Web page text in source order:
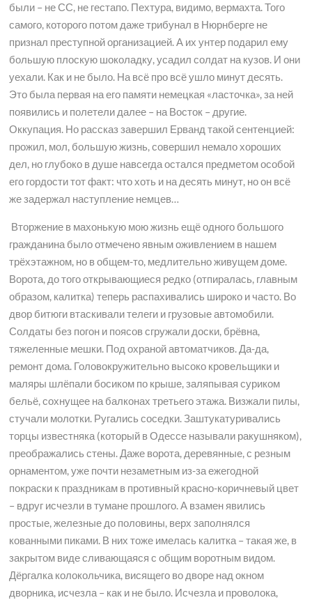
были – не СС, не гестапо. Пехтура, видимо, вермахта. Того
самого, которого потом даже трибунал в Нюрнберге не
признал преступной организацией. А их унтер подарил ему
большую плоскую шоколадку, усадил солдат на кузов. И они
уехали. Как и не было. На всё про всё ушло минут десять.
Это была первая на его памяти немецкая «ласточка», за ней
появились и полетели далее – на Восток – другие.
Оккупация. Но рассказ завершил Ерванд такой сентенцией:
прожил, мол, большую жизнь, совершил немало хороших
дел, но глубоко в душе навсегда остался предметом особой
его гордости тот факт: что хоть и на десять минут, но он всё
же задержал наступление немцев…
Вторжение в махонькую мою жизнь ещё одного большого
гражданина было отмечено явным оживлением в нашем
трёхэтажном, но в общем-то, медлительно живущем доме.
Ворота, до того открывающиеся редко (отпиралась, главным
образом, калитка) теперь распахивались широко и часто. Во
двор битюги втаскивали телеги и грузовые автомобили.
Солдаты без погон и поясов сгружали доски, брёвна,
тяжеленные мешки. Под охраной автоматчиков. Да-да,
ремонт дома. Головокружительно высоко кровельщики и
маляры шлёпали босиком по крыше, заляпывая суриком
бельё, сохнущее на балконах третьего этажа. Визжали пилы,
стучали молотки. Ругались соседки. Заштукатуривались
торцы известняка (который в Одессе называли ракушняком),
преображались стены. Даже ворота, деревянные, с резным
орнаментом, уже почти незаметным из-за ежегодной
покраски к праздникам в противный красно-коричневый цвет
– вдруг исчезли в тумане прошлого. А взамен явились
простые, железные до половины, верх заполнялся
кованными пиками. В них тоже имелась калитка – такая же, в
закрытом виде сливающаяся с общим воротным видом.
Дёргалка колокольчика, висящего во дворе над окном
дворника, исчезла – как и не было. Исчезла и проволока,